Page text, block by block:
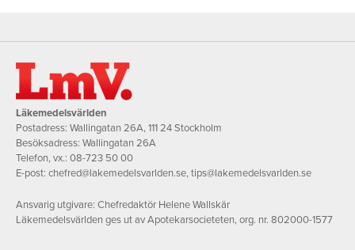
Läkemedelsvärlden
Postadress: Wallingatan 26A, 111 24 Stockholm
Besöksadress: Wallingatan 26A
Telefon, vx.: 08-723 50 00
E-post: chefred@lakemedelsvarlden.se,tips@lakemedelsvarlden.se
Ansvarig utgivare: Chefredaktör Helene Wallskär
Läkemedelsvärlden ges ut av Apotekarsocieteten, org. nr. 802000-1577